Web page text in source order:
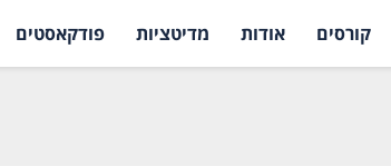
קורסים אודות מדיטציות פודקאסטים